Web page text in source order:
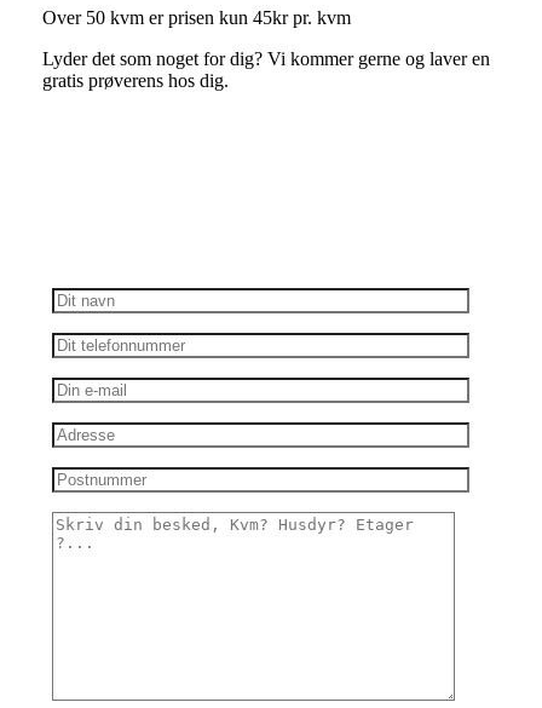
Over 50 kvm er prisen kun 45kr pr. kvm
Lyder det som noget for dig? Vi kommer gerne og laver en
gratis prøverens hos dig.